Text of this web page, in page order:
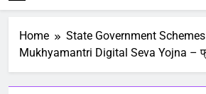
Schemes | State
PM Modi Schemes |
Central And State
Home
State Government Schemes
Mukhyamantri Digital Seva Yojna –